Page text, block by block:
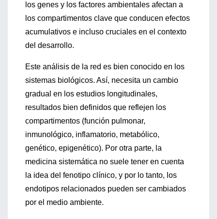
los genes y los factores ambientales afectan a
los compartimentos clave que conducen efectos
acumulativos e incluso cruciales en el contexto
del desarrollo.
Este análisis de la red es bien conocido en los
sistemas biológicos. Así, necesita un cambio
gradual en los estudios longitudinales,
resultados bien definidos que reflejen los
compartimentos (función pulmonar,
inmunológico, inflamatorio, metabólico,
genético, epigenético). Por otra parte, la
medicina sistemática no suele tener en cuenta
la idea del fenotipo clínico, y por lo tanto, los
endotipos relacionados pueden ser cambiados
por el medio ambiente.